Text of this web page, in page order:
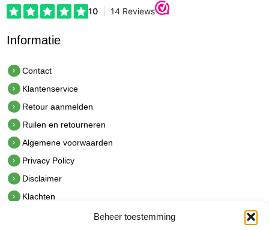
Beheer toestemming
Informatie
Contact
Klantenservice
Retour aanmelden
Ruilen en retourneren
Algemene voorwaarden
Privacy Policy
Disclaimer
Klachten